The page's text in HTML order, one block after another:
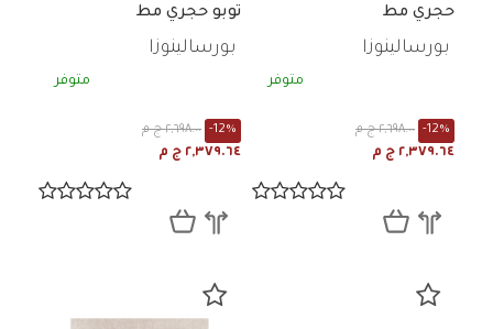
حجري مط
متوفر
٢,٦٩٨.٠٠ ج م -12%
٢,٣٧٩.٦٤ ج م
توبو حجري مط
متوفر
٢,٦٩٨.٠٠ ج م -12%
٢,٣٧٩.٦٤ ج م